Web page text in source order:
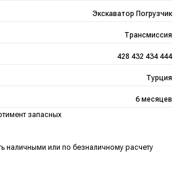
Экскаватор Погрузчик
Трансмиссия
428 432 434 444
Турция
6 месяцев
запасных
наличными или по безналичному расчету